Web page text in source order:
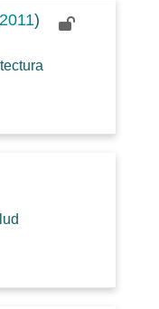
2011)